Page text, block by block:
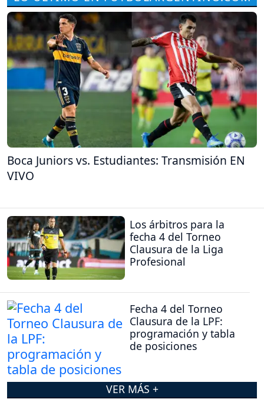
Boca Juniors vs. Estudiantes: Transmisión EN
VIVO
Los árbitros para la
fecha 4 del Torneo
Clausura de la Liga
Profesional
Fecha 4 del Torneo
Clausura de la LPF:
programación y tabla
de posiciones
VER MÁS +